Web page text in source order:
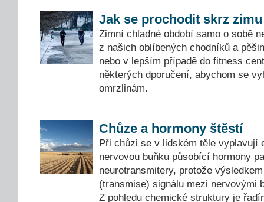
Jak se prochodit skrz zimu
Zimní chladné období samo o sobě
z našich oblíbených chodníků a
nebo v lepším případě do fitness
některých dporučení, abychom se
omrzlinám.
Chůze a hormony štěstí
Při chůzi se v lidském těle vyplavují
nervovou buňku působící hormony
neurotransmitery, protože
(transmise) signálu mezi nervovými
Z pohledu chemické struktury je